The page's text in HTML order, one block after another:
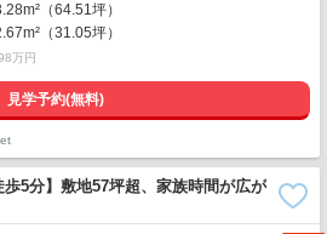
（64.51坪）
（31.05坪）
万円
見学予約(無料)
歩5分】敷地57坪超、家族時間が広が